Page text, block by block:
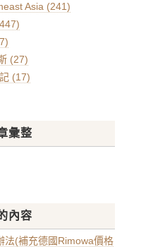
Asia (241)
(27)
(17)
彙整
內容
法(補充德國Rimowa價格